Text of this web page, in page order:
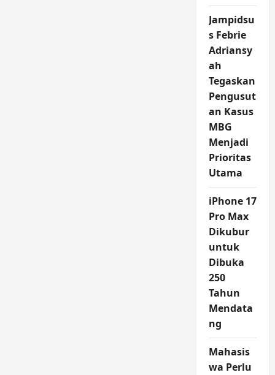
Jampidsu
s Febrie
Adriansy
ah
Tegaskan
Pengusut
an Kasus
MBG
Menjadi
Prioritas
Utama
iPhone 17
Pro Max
Dikubur
untuk
Dibuka
250
Tahun
Mendata
ng
Mahasis
wa Perlu